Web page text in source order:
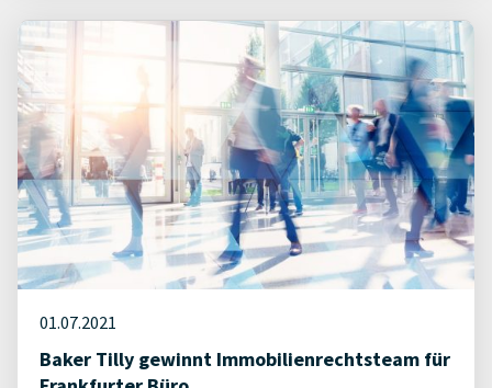
01.07.2021
Baker Tilly gewinnt Immobilienrechtsteam für